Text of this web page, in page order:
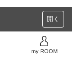
開く
my ROOM